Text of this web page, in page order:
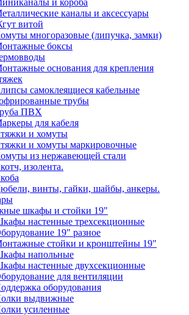
и короба
каналы и аксессуары
витой
многоразовые (липучка, замки)
боксы
основания для крепления
самоклеящиеся кабельные
трубы
ПВХ
для кабеля
и хомуты
и хомуты маркировочные
из нержавеющей стали
изолента.
винты, гайки, шайбы, анкеры.
шкафы и стойки 19"
настенные трехсекционные
19" разное
стойки и кронштейны 19"
напольные
настенные двухсекционные
для вентиляции
оборудования
выдвижные
усиленные